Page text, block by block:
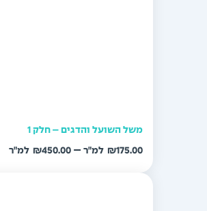
משל השועל והדגים – חלק 1
₪175.00
–
₪450.00